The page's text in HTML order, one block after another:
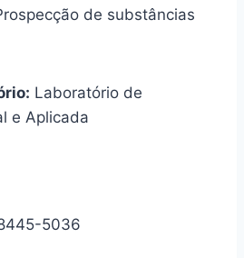
de substâncias
Laboratório de
e Aplicada
5036